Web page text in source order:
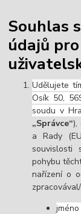
Souhlas
údajů
Udělujete
Osík 50,
soudu v
„Správce“),
a Rady
souvislosti
pohybu
nařízení o